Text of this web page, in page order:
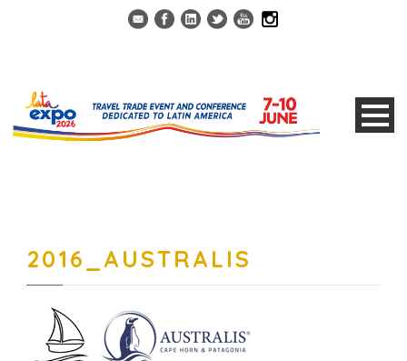
2016_AUSTRALIS